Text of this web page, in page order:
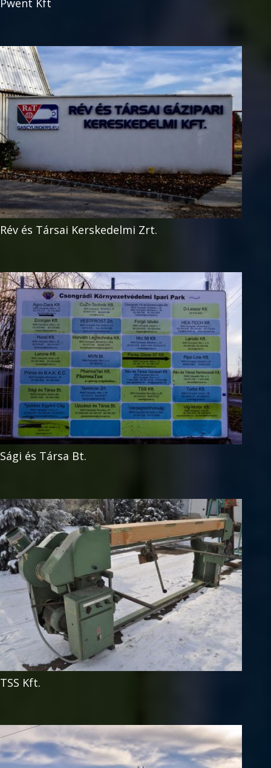
Pwent Kft
Rév és Társai Kerskedelmi Zrt.
Sági és Társa Bt.
TSS Kft.